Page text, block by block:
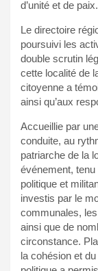
d’unité et de paix.
Le directoire
poursuivi les
double scrutin
cette localité de
citoyenne a
ainsi qu’aux
Accueillie par
conduite, au
patriarche de la
événement,
politique et
investis par le
communales,
ainsi que de
circonstance.
la cohésion et